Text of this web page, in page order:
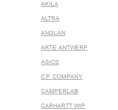
AKILA
ALTRA
ANGLAN
ARTE ANTWERP
ASICS
C.P. COMPANY
CAMPERLAB
CARHARTT WIP